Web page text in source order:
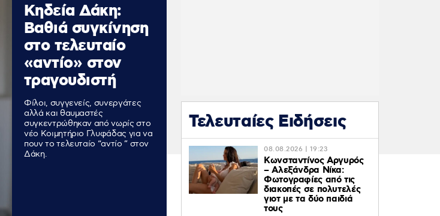
Κηδεία Δάκη:
Βαθιά συγκίνηση
στο τελευταίο
«αντίο» στον
τραγουδιστή
Φίλοι, συγγενείς, συνεργάτες
αλλά και θαυμαστές
συγκεντρώθηκαν από νωρίς στο
νέο Κοιμητήριο Γλυφάδας για να
πουν το τελευταίο “αντίο ” στον
Δάκη.
Τελευταίες Ειδήσεις
08.08.2026 | 19:23
Κωνσταντίνος Αργυρός
– Αλεξάνδρα Νίκα:
Φωτογραφίες από τις
διακοπές σε πολυτελές
γιοτ με τα δύο παιδιά
τους